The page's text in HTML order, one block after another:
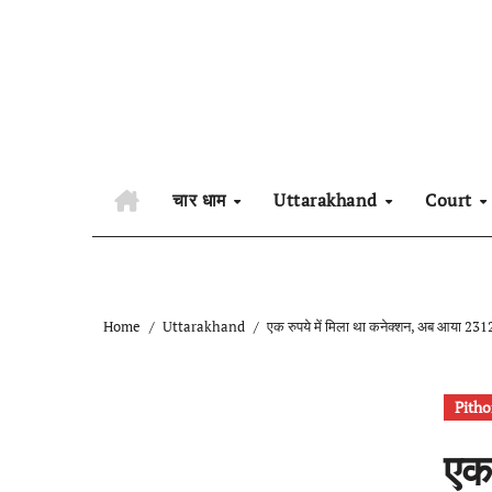
चार धाम Uttarakhand Court
Home Uttarakhand एक रुपये में मिला था कनेक्शन, अब आया